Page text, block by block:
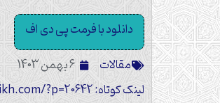
دانلود با فرمت پی دی اف
مقالات
6 بهمن 1403
لینک کوتاه: https://sokhanetarikh.com/?p=20642